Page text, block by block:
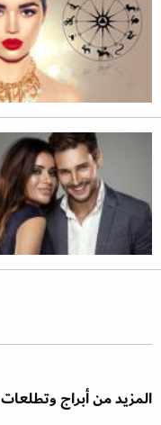
المزيد من أبراج وتطلعات